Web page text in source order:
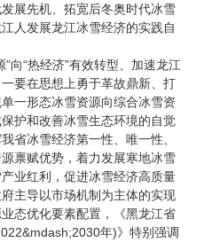
展先机、拓宽后冬奥时代冰雪
人发展龙江冰雪经济的实践自
”向“热经济”有效转型、加速龙江
要在思想上勇于革故鼎新、打
一形态冰雪资源向综合冰雪资
护和改善冰雪生态环境的自觉
省冰雪经济第一性、唯一性、
禀赋优势，着力发展寒地冰雪
业红利，促进冰雪经济高质量
主导以市场机制为主体的实现
态优化要素配置，《黑龙江省
年)》特别强调